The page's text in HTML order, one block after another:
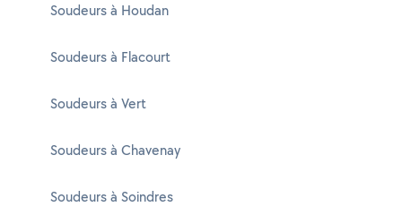
Soudeurs à Houdan
Soudeurs à Flacourt
Soudeurs à Vert
Soudeurs à Chavenay
Soudeurs à Soindres